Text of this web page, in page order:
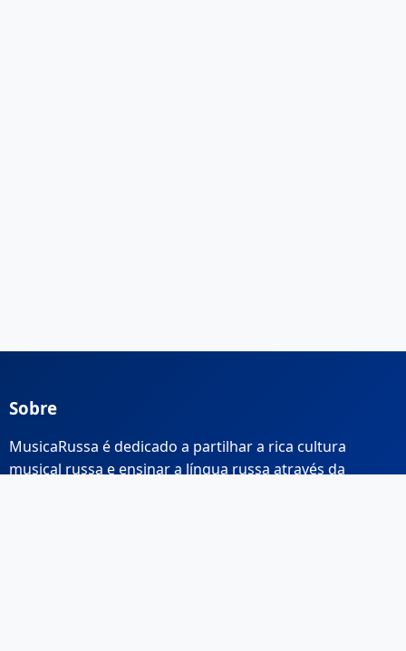
Sobre
MusicaRussa é dedicado a partilhar a rica cultura
musical russa e ensinar a língua russa através da